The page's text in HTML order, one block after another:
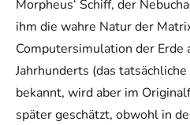
Morpheus‘ Schiff, der
ihm die wahre Natur der
Computersimulation der Erde
Jahrhunderts (das
bekannt, wird aber im
später geschätzt, obwohl in